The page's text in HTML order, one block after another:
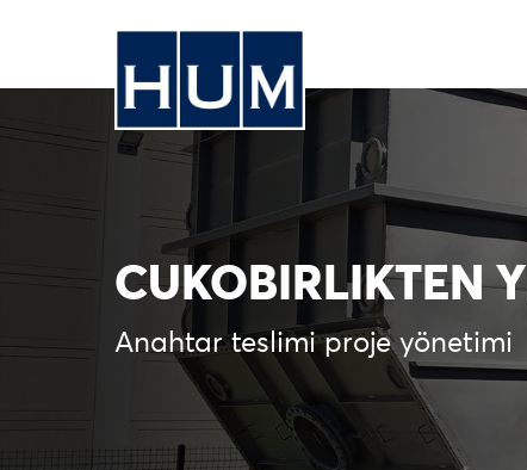
CUKOBIRLIKTEN
Anahtar teslimi proje yönetimi